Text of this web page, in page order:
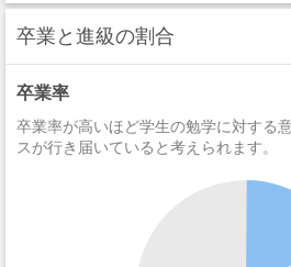
卒業と進級の割合
卒業率
卒業率が高いほど学生の勉学に対する
スが行き届いていると考えられます。